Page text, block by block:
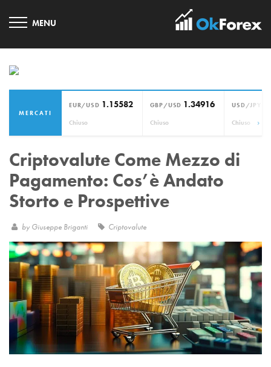
MERCATI
EUR/USD 1.15582
Chiuso
GBP/USD 1.34916
Chiuso
USD/JPY
Chiuso ›
Criptovalute Come Mezzo di
Pagamento: Cos’è Andato
Storto e Prospettive
by Giuseppe Briganti Criptovalute